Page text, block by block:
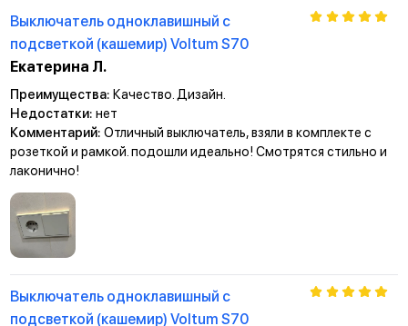
Выключатель одноклавишный с
подсветкой (кашемир) Voltum S70
Екатерина Л.
Преимущества: Качество. Дизайн.
Недостатки: нет
Комментарий: Отличный выключатель, взяли в комплекте с
розеткой и рамкой. подошли идеально! Смотрятся стильно и
лаконично!
Выключатель одноклавишный с
подсветкой (кашемир) Voltum S70